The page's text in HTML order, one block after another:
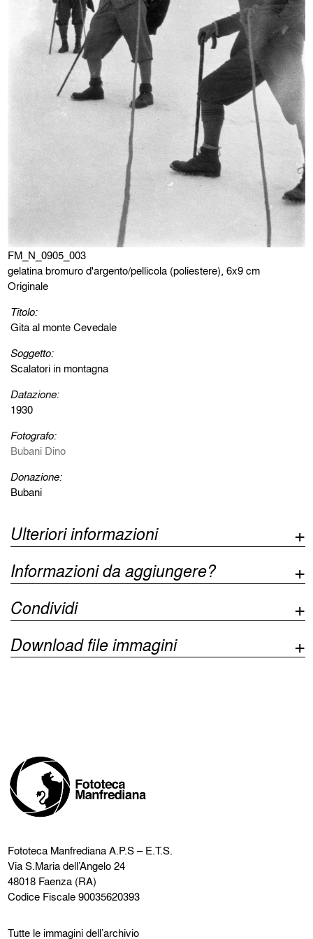
FM_N_0905_003
gelatina bromuro d'argento/pellicola (poliestere), 6x9 cm
Originale
Titolo:
Gita al monte Cevedale
Soggetto:
Scalatori in montagna
Datazione:
1930
Fotografo:
Bubani Dino
Donazione:
Bubani
Ulteriori informazioni
Informazioni da aggiungere?
Condividi
Download file immagini
Fototeca ManfredianaA.P.S – E.T.S.
Via S.Maria dell’Angelo 24
48018 Faenza (RA)
Codice Fiscale 90035620393
Tutte le immagini dell’archivio